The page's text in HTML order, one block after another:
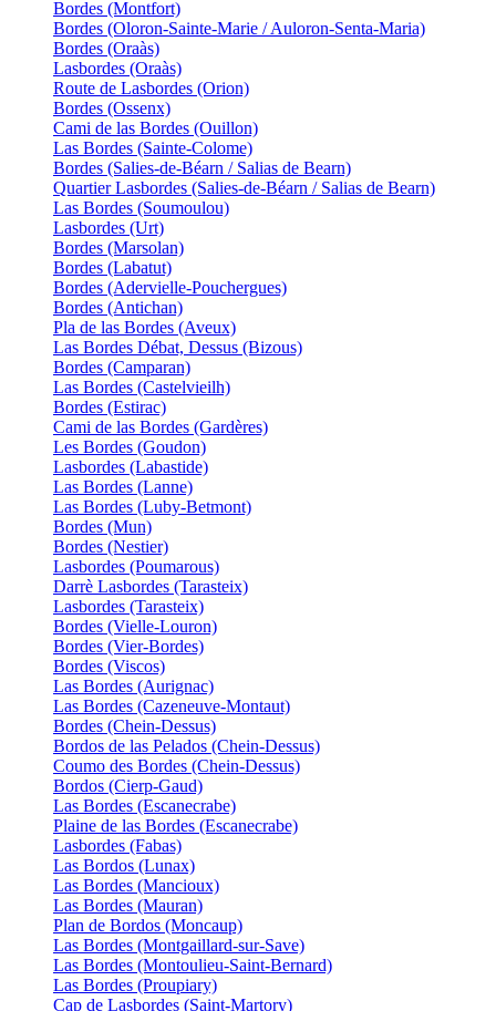
Bordes (Montfort)
Bordes (Oloron-Sainte-Marie / Auloron-Senta-Maria)
Bordes (Oraàs)
Lasbordes (Oraàs)
Route de Lasbordes (Orion)
Bordes (Ossenx)
Cami de las Bordes (Ouillon)
Las Bordes (Sainte-Colome)
Bordes (Salies-de-Béarn / Salias de Bearn)
Quartier Lasbordes (Salies-de-Béarn / Salias de Bearn)
Las Bordes (Soumoulou)
Lasbordes (Urt)
Bordes (Marsolan)
Bordes (Labatut)
Bordes (Adervielle-Pouchergues)
Bordes (Antichan)
Pla de las Bordes (Aveux)
Las Bordes Débat, Dessus (Bizous)
Bordes (Camparan)
Las Bordes (Castelvieilh)
Bordes (Estirac)
Cami de las Bordes (Gardères)
Les Bordes (Goudon)
Lasbordes (Labastide)
Las Bordes (Lanne)
Las Bordes (Luby-Betmont)
Bordes (Mun)
Bordes (Nestier)
Lasbordes (Poumarous)
Darrè Lasbordes (Tarasteix)
Lasbordes (Tarasteix)
Bordes (Vielle-Louron)
Bordes (Vier-Bordes)
Bordes (Viscos)
Las Bordes (Aurignac)
Las Bordes (Cazeneuve-Montaut)
Bordes (Chein-Dessus)
Bordos de las Pelados (Chein-Dessus)
Coumo des Bordes (Chein-Dessus)
Bordos (Cierp-Gaud)
Las Bordes (Escanecrabe)
Plaine de las Bordes (Escanecrabe)
Lasbordes (Fabas)
Las Bordos (Lunax)
Las Bordes (Mancioux)
Las Bordes (Mauran)
Plan de Bordos (Moncaup)
Las Bordes (Montgaillard-sur-Save)
Las Bordes (Montoulieu-Saint-Bernard)
Las Bordes (Proupiary)
Cap de Lasbordes (Saint-Martory)